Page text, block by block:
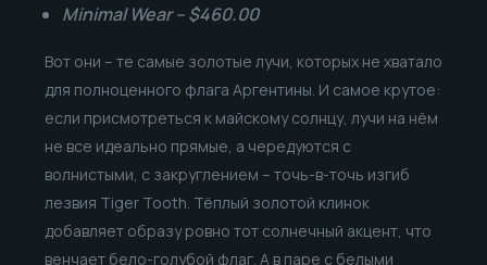
Minimal Wear – $460.00
Вот они – те самые золотые лучи, которых не хватало
для полноценного флага Аргентины. И самое крутое:
если присмотреться к майскому солнцу, лучи на нём
не все идеально прямые, а чередуются с
волнистыми, с закруглением – точь-в-точь изгиб
лезвия Tiger Tooth. Тёплый золотой клинок
добавляет образу ровно тот солнечный акцент, что
венчает бело-голубой флаг. А в паре с белыми